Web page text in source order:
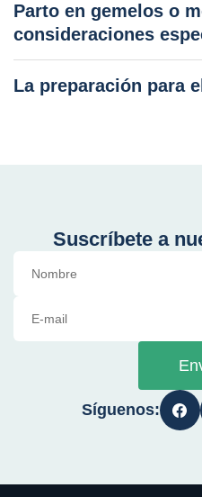
Parto en gemelos o
consideraciones
La preparación para
Suscríbete a
Síguenos: